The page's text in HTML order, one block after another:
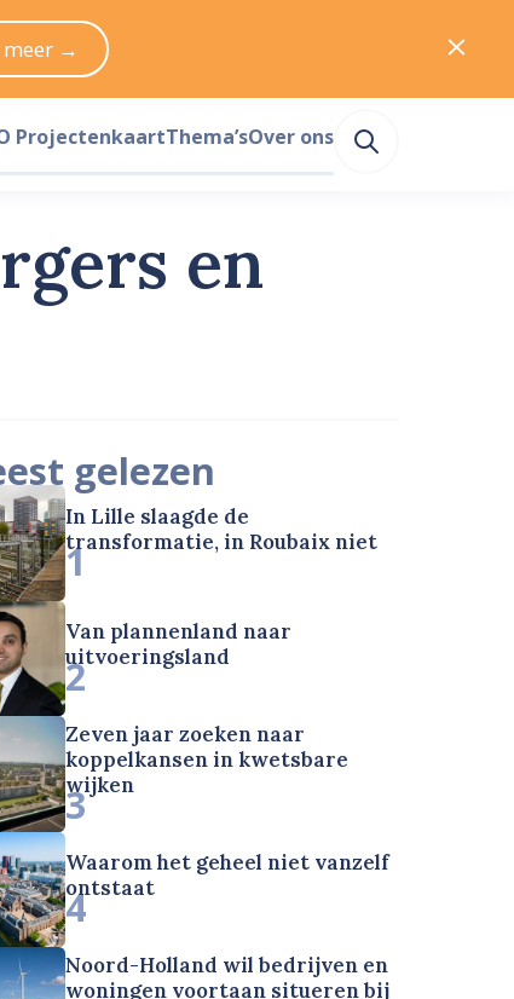
en
gelezen
In Lille slaagde de
transformatie, in Roubaix niet
1
Van plannenland naar
uitvoeringsland
2
Zeven jaar zoeken naar
koppelkansen in kwetsbare
wijken
3
Waarom het geheel niet vanzelf
ontstaat
4
Noord-Holland wil bedrijven en
woningen voortaan situeren bij
meer →
ProjectenkaartThema’sOver ons